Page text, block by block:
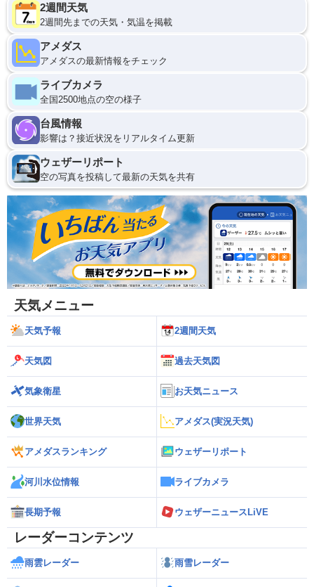
2週間天気
2週間先までの天気・気温を掲載
アメダス
アメダスの最新情報をチェック
ライブカメラ
全国2500地点の空の様子
台風情報
影響は？接近状況をリアルタイム更新
ウェザーリポート
空の写真を投稿して最新の天気を共有
天気メニュー
天気予報 2週間天気
天気図 過去天気図
気象衛星 お天気ニュース
世界天気 アメダス(実況天気)
アメダスランキング ウェザーリポート
河川水位情報 ライブカメラ
長期予報 ウェザーニュースLiVE
レーダーコンテンツ
雨雲レーダー 雨雪レーダー